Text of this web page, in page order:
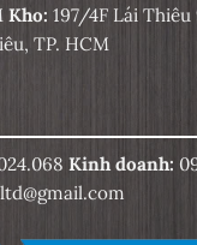
Kho: 197/4F Lái Thiêu
TP. HCM
Kinh doanh: